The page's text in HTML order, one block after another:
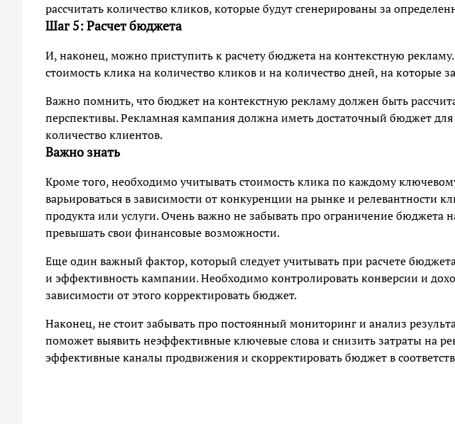
рассчитать количество кликов, которые будут сгенерированы за
Шаг 5: Расчет бюджета
И, наконец, можно приступить к расчету бюджета на контекстную
стоимость клика на количество кликов и на количество дней, на которые
Важно помнить, что бюджет на контекстную рекламу должен быть
перспективы. Рекламная кампания должна иметь достаточный бюджет
количество клиентов.
Важно знать
Кроме того, необходимо учитывать стоимость клика по каждому
варьироваться в зависимости от конкуренции на рынке и релевантности
продукта или услуги. Очень важно не забывать про ограничение
превышать свои финансовые возможности.
Еще один важный фактор, который следует учитывать при расчете
и эффективность кампании. Необходимо контролировать конверсии и
зависимости от этого корректировать бюджет.
Наконец, не стоит забывать про постоянный мониторинг и анализ
поможет выявить неэффективные ключевые слова и снизить затраты на
эффективные каналы продвижения и скорректировать бюджет в